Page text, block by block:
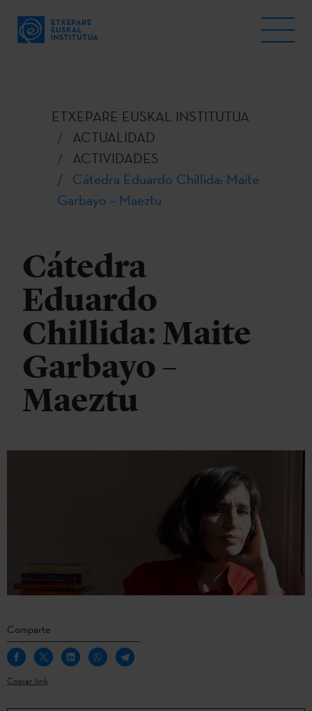
ETXEPARE EUSKAL INSTITUTUA
ACTUALIDAD
ACTIVIDADES
Cátedra Eduardo Chillida: Maite
Garbayo – Maeztu
Cátedra
Eduardo
Chillida: Maite
Garbayo –
Maeztu
Comparte
Copiar link